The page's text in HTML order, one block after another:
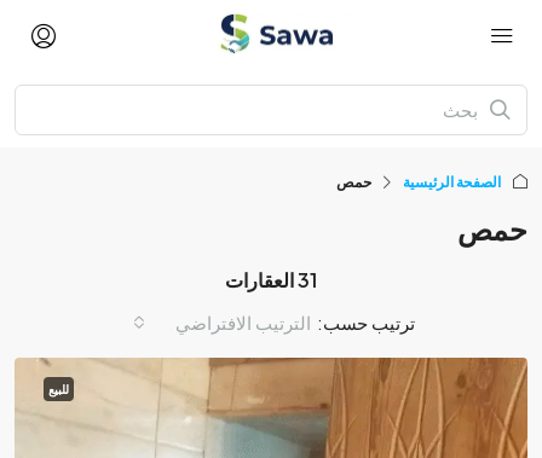
الصفحة الرئيسية حمص
حمص
31 العقارات
ترتيب حسب: الترتيب الافتراضي
للبيع